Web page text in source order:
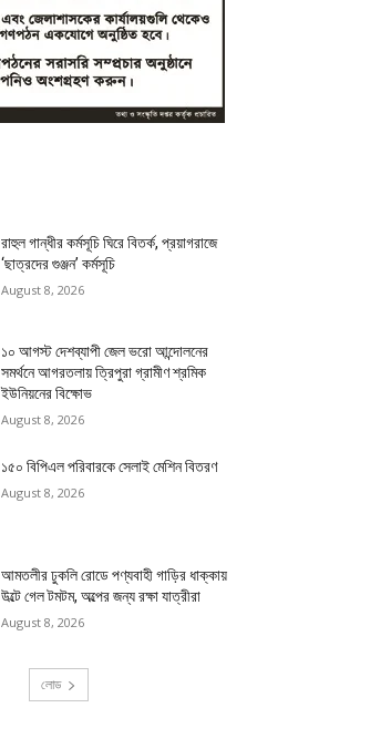
রাহুল গান্ধীর কর্মসূচি ঘিরে বিতর্ক, প্রয়াগরাজে
‘ছাত্রদের গুঞ্জন’ কর্মসূচি
August 8, 2026
১০ আগস্ট দেশব্যাপী জেল ভরো আন্দোলনের
সমর্থনে আগরতলায় ত্রিপুরা গ্রামীণ শ্রমিক
ইউনিয়নের বিক্ষোভ
August 8, 2026
১৫০ বিপিএল পরিবারকে সেলাই মেশিন বিতরণ
August 8, 2026
আমতলীর ঢুকলি রোডে পণ্যবাহী গাড়ির ধাক্কায়
উল্টে গেল টমটম, অল্পের জন্য রক্ষা যাত্রীরা
August 8, 2026
লোড